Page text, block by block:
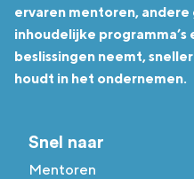
ervaren mentoren,
inhoudelijke
beslissingen neemt,
houdt in het ondernemen.
Snel naar
Mentoren